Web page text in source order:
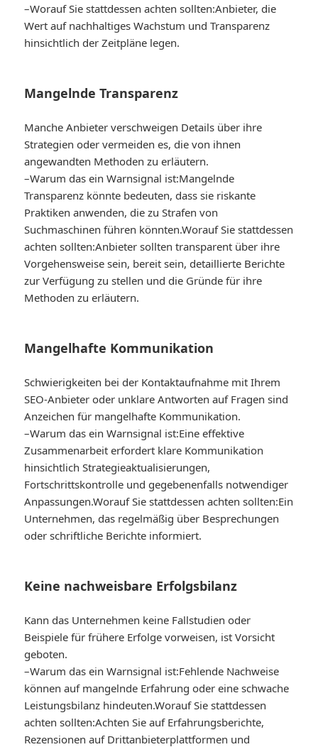
–Worauf Sie stattdessen achten sollten:Anbieter, die
Wert auf nachhaltiges Wachstum und Transparenz
hinsichtlich der Zeitpläne legen.
Mangelnde Transparenz
Manche Anbieter verschweigen Details über ihre
Strategien oder vermeiden es, die von ihnen
angewandten Methoden zu erläutern.
–Warum das ein Warnsignal ist:Mangelnde
Transparenz könnte bedeuten, dass sie riskante
Praktiken anwenden, die zu Strafen von
Suchmaschinen führen könnten.Worauf Sie stattdessen
achten sollten:Anbieter sollten transparent über ihre
Vorgehensweise sein, bereit sein, detaillierte Berichte
zur Verfügung zu stellen und die Gründe für ihre
Methoden zu erläutern.
Mangelhafte Kommunikation
Schwierigkeiten bei der Kontaktaufnahme mit Ihrem
SEO-Anbieter oder unklare Antworten auf Fragen sind
Anzeichen für mangelhafte Kommunikation.
–Warum das ein Warnsignal ist:Eine effektive
Zusammenarbeit erfordert klare Kommunikation
hinsichtlich Strategieaktualisierungen,
Fortschrittskontrolle und gegebenenfalls notwendiger
Anpassungen.Worauf Sie stattdessen achten sollten:Ein
Unternehmen, das regelmäßig über Besprechungen
oder schriftliche Berichte informiert.
Keine nachweisbare Erfolgsbilanz
Kann das Unternehmen keine Fallstudien oder
Beispiele für frühere Erfolge vorweisen, ist Vorsicht
geboten.
–Warum das ein Warnsignal ist:Fehlende Nachweise
können auf mangelnde Erfahrung oder eine schwache
Leistungsbilanz hindeuten.Worauf Sie stattdessen
achten sollten:Achten Sie auf Erfahrungsberichte,
Rezensionen auf Drittanbieterplattformen und